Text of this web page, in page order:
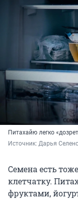
Питахайю легко
Источник: Дарья
Семена есть
клетчатку.
фруктами,